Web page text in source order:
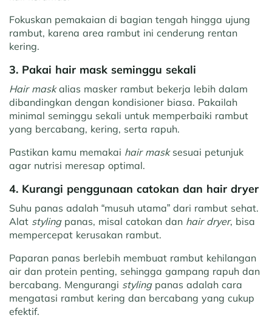
Fokuskan pemakaian di bagian tengah hingga ujung
rambut, karena area rambut ini cenderung rentan
kering.
3. Pakai hair mask seminggu sekali
Hair maskalias masker rambut bekerja lebih dalam
dibandingkan dengan kondisioner biasa. Pakailah
minimal seminggu sekali untuk memperbaiki rambut
yang bercabang, kering, serta rapuh.
Pastikan kamu memakai hair mask sesuai petunjuk
agar nutrisi meresap optimal.
4. Kurangi penggunaan catokan dan hair dryer
Suhu panas adalah “musuh utama” dari rambut sehat.
Alat styling panas, misal catokan dan hair dryer, bisa
mempercepat kerusakan rambut.
Paparan panas berlebih membuat rambut kehilangan
air dan protein penting, sehingga gampang rapuh dan
bercabang. Mengurangi styling panas adalah cara
mengatasi rambut kering dan bercabang yang cukup
efektif.